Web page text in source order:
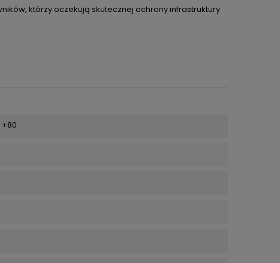
którzy oczekują skutecznej ochrony infrastruktury